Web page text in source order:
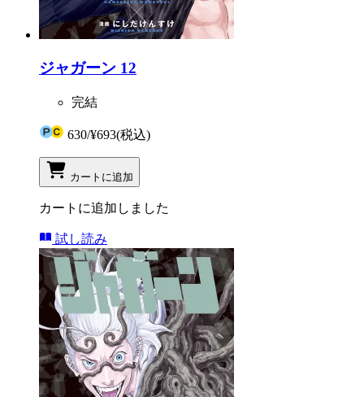
ジャガーン 12
完結
630/¥693(税込)
カートに追加
カートに追加しました
試し読み